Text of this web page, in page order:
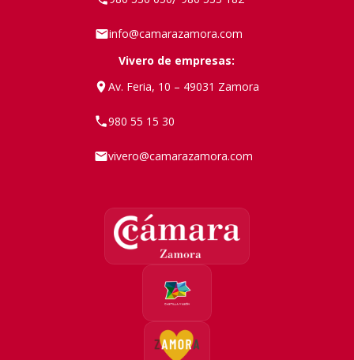
info@camarazamora.com
Vivero de empresas:
Av. Feria, 10 – 49031 Zamora
980 55 15 30
vivero@camarazamora.com